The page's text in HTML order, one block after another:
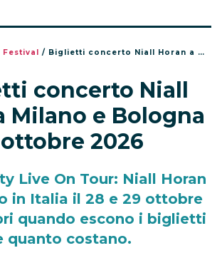
/ Biglietti concerto Niall Horan a Milano e Bologna a ottobre 2026
concerto Niall
Milano e Bologna
2026
Live On Tour: Niall Horan
in Italia il 28 e 29 ottobre
quando escono i biglietti
quanto costano.